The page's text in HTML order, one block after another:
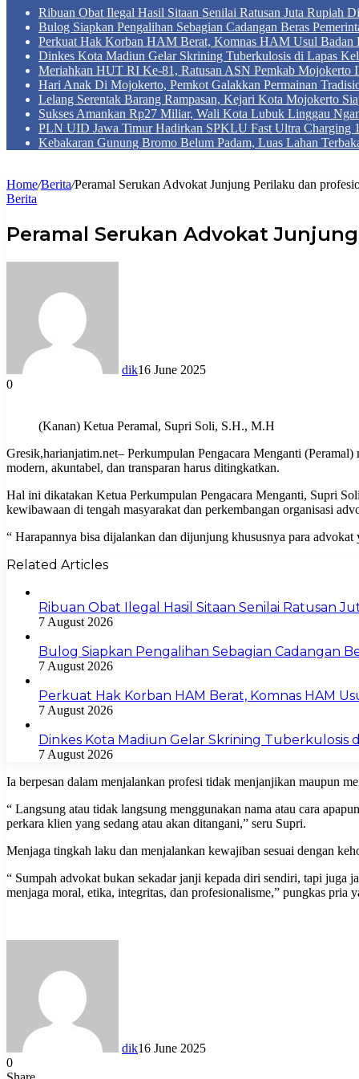
Ribuan Obat Ilegal Hasil Sitaan Senilai Ratusan Juta Rupiah
Bulog Siapkan Pengalihan Sebagian Cadangan Beras
Perkuat Hak Korban HAM Berat, Komnas HAM Usul Badan
Dinkes Kota Madiun Gelar Skrining Tuberkulosis di Lapas
Meriahkan HUT RI Ke-81, Ratusan ASN Pemkab Mojokerto
Hari Anak Di Mojokerto, Pemkot Galakkan Permainan
Lelang Serentak Barang Rampasan, Kejari Kota Mojokerto
Sukses Amankan Rp27 Miliar, Wali Kota Lubuk Linggau
PLN UID Jawa Timur Hadirkan SPKLU Fast Ultra Charging
Kebakaran Gunung Bromo Belum Padam, Luas Lahan
Home/Berita/Peramal Serukan Advokat Junjung Perilaku dan
Berita
Peramal Serukan Advokat
dik16 June 2025
0
(Kanan) Ketua Peramal, Supri Soli, S.H., M.H
Gresik,harianjatim.net– Perkumpulan Pengacara Menganti
modern, akuntabel, dan transparan harus ditingkatkan.
Hal ini dikatakan Ketua Perkumpulan Pengacara Menganti, Supri
kewibawaan di tengah masyarakat dan perkembangan organisasi
“ Harapannya bisa dijalankan dan dijunjung khususnya para
Related Articles
Ribuan Obat Ilegal Hasil Sitaan Senilai Ratusan
7 August 2026
Bulog Siapkan Pengalihan Sebagian Cadangan
7 August 2026
Perkuat Hak Korban HAM Berat, Komnas HAM
7 August 2026
Dinkes Kota Madiun Gelar Skrining Tuberkulosis
7 August 2026
Ia berpesan dalam menjalankan profesi tidak menjanjikan maupun
“ Langsung atau tidak langsung menggunakan nama atau cara
perkara klien yang sedang atau akan ditangani,” seru Supri.
Menjaga tingkah laku dan menjalankan kewajiban sesuai dengan
“ Sumpah advokat bukan sekadar janji kepada diri sendiri, tapi juga
menjaga moral, etika, integritas, dan profesionalisme,” pungkas
dik16 June 2025
0